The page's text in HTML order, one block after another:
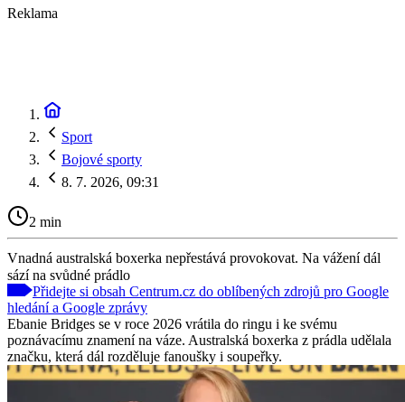
Reklama
Sport
Bojové sporty
8. 7. 2026, 09:31
2 min
Vnadná australská boxerka nepřestává provokovat. Na vážení dál
sází na svůdné prádlo
Přidejte si obsah Centrum.cz do oblíbených zdrojů pro Google
hledání a Google zprávy
Ebanie Bridges se v roce 2026 vrátila do ringu i ke svému
poznávacímu znamení na váze. Australská boxerka z prádla udělala
značku, která dál rozděluje fanoušky i soupeřky.